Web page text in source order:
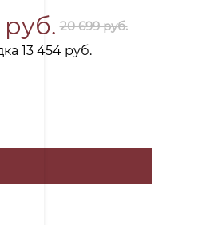
20 699 руб.
13 454 руб.